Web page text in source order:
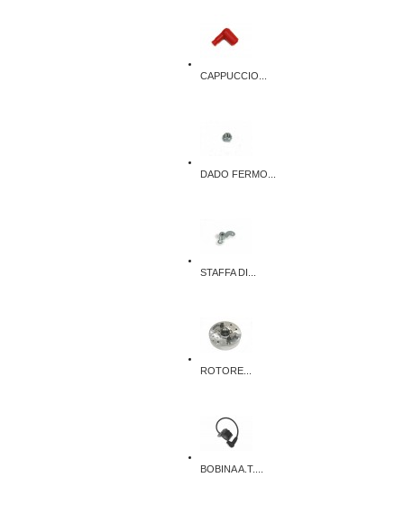
CAPPUCCIO...
DADO FERMO...
STAFFA DI...
ROTORE...
BOBINA A.T....